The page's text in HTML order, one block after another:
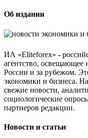
Об издании
ИА «Eliteforex» -
агентство, освещающее
России и за рубежом.
экономики и бизнеса.
свежие новости,
социологические
партнеров редакции.
Новости и статьи